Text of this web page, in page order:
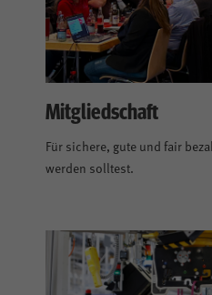
Mitgliedschaft
Für sichere, gute und fair
werden solltest.